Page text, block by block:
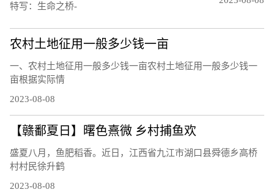
特写：生命之桥-
农村土地征用一般多少钱一亩
一、农村土地征用一般多少钱一亩农村土地征用一般多少钱一
亩根据实际情
2023-08-08
【赣鄱夏日】曙色熹微 乡村捕鱼欢
盛夏八月，鱼肥稻香。近日，江西省九江市湖口县舜德乡高桥
村村民徐升鹤
2023-08-08